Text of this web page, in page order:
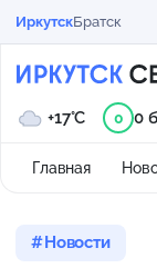
ИркутскБратск
Главная
+17°C 0 0
Новости